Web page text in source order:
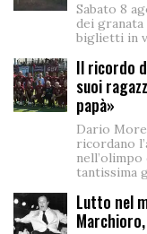
Sabato 8
dei
biglietti in
Il ricordo
suoi
papà»
Dario
ricordano
tantissima
Lutto nel